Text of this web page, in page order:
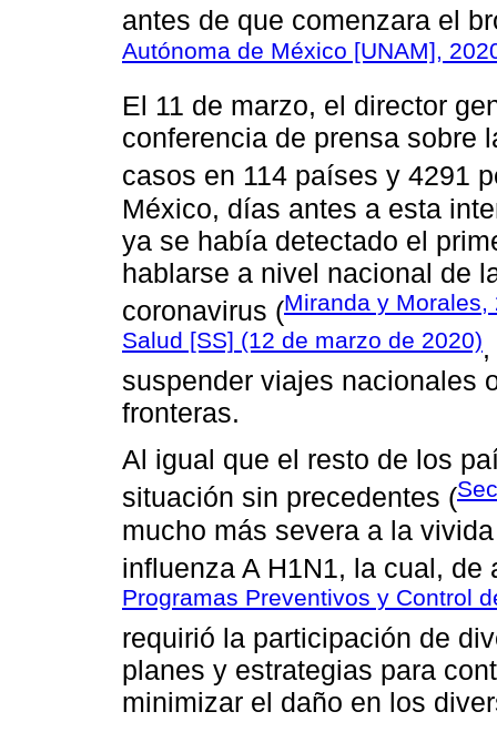
antes de que comenzara el
Autónoma de México [UNAM],
El 11 de marzo, el director
conferencia de prensa sobre
casos en 114 países y 4291
México, días antes a esta
ya se había detectado el
hablarse a nivel nacional de
coronavirus (Miranda y Morales,
Salud [SS] (12 de marzo de 2020)
suspender viajes nacionales
fronteras.
Al igual que el resto de los
situación sin precedentes (
mucho más severa a la
influenza A H1N1, la cual,
Programas Preventivos y Control
requirió la participación de
planes y estrategias para
minimizar el daño en los